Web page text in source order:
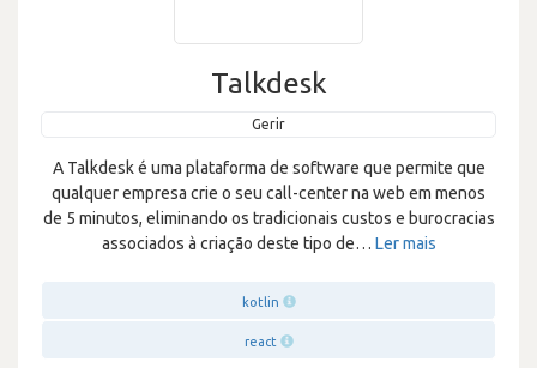
Talkdesk
Gerir
A Talkdesk é uma plataforma de software que permite que
qualquer empresa crie o seu call-center na web em menos
de 5 minutos, eliminando os tradicionais custos e burocracias
associados à criação deste tipo de… Ler mais
kotlin
react